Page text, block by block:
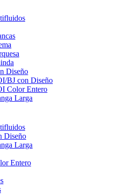
Diseño
BJ con Diseño
Color Entero
Larga
Diseño
Larga
Entero